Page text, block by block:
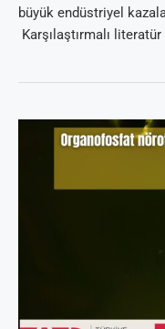
büyük endüstriyel
Karşılaştırmalı